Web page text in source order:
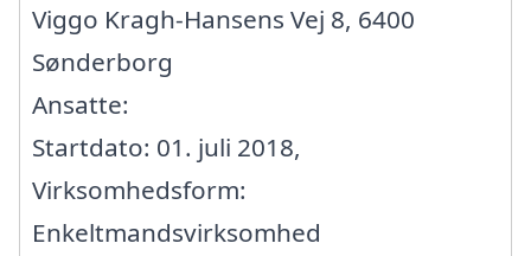
Viggo Kragh-Hansens Vej 8, 6400
Sønderborg
Ansatte:
Startdato: 01. juli 2018,
Virksomhedsform:
Enkeltmandsvirksomhed